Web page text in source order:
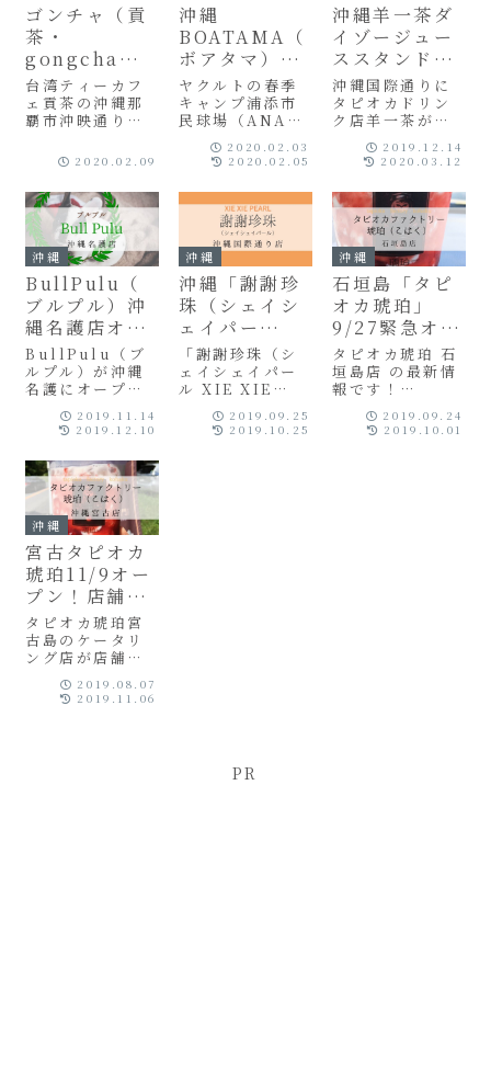
ゴンチャ（貢
茶・
gongcha）
沖映通り店の
場所とタピオ
カメニューま
台湾ティーカフ
ェ貢茶の沖縄那
覇市沖映通り店
ました！おすす
めの人気メニュ
ーとカスタマイ
ズメニューをご
紹介します♪場
所や営業時間
も！
2020.02.09
沖縄
BOATAMA（
ボアタマ）タ
ピオカメニュ
ーまとめ
ヤクルトの春季
キャンプ浦添市
民球場（ANA
BALL PARK浦
添）に出店して
話題になったキ
ッチンカーのタ
ピオカドリンク
店BOA
TAMA（ボアタ
マ）のメニュー
をご紹介しま
す！
2020.02.03
2020.02.05
沖縄羊一茶ダ
イゾージュー
ススタンドコ
ラボストア国
際通りにオー
プン！
沖縄国際通りに
タピオカドリン
ク店羊一茶がオ
ープン！ケツメ
イシの大蔵さん
プロデュースダ
イゾージュース
スタンドとのコ
ラボ店だよ！コ
ラボメニューは
沖縄店限定低
糖・低カロリー
のタピオカドリ
ンク！場所はド
ンキホーテのす
ぐ。営業時間や
アクセス場所を
まとめてご紹介
します。
2019.12.14
2020.03.12
沖縄
BullPulu（
ブルプル）沖
縄名護店オー
プン！沖縄な
らではのメニ
ューがある
よ！場所まと
BullPulu（ブ
ルプル）が沖縄
名護にオープン
するよ！場所は
パチンコ店イー
スペースの裏だ
よ！沖縄ならで
はのさんぴん茶
メニューなどが
あるよ！メニュ
ーや営業時間、
クチコミレビュ
ー評判をまとめ
てご紹介しま
す！
2019.11.14
2019.12.10
沖縄
沖縄「謝謝珍
珠（シェイシ
ェイパー
ル）」国際通
り店9/26オー
プン！
「謝謝珍珠（シ
ェイシェイパー
ル XIE XIE
PEARL）」沖縄
国際通り店のオ
ープン日・オー
2019.09.25
2019.10.25
沖縄
石垣島「タピ
オカ琥珀」
9/27緊急オー
プン！住所判
明！場所ど
こ？
タピオカ琥珀 石
垣島店 の最新情
報です！
TAPIOKA
FACTORY
KOHAKUタピオ
2019.09.24
2019.10.01
沖縄
宮古タピオカ
琥珀11/9オー
プン！店舗が
できるよ！
タピオカ琥珀宮
古島のケータリ
ング店が店舗に
なって11/9オー
プンだよ！こは
くのオープン
2019.08.07
2019.11.06
PR